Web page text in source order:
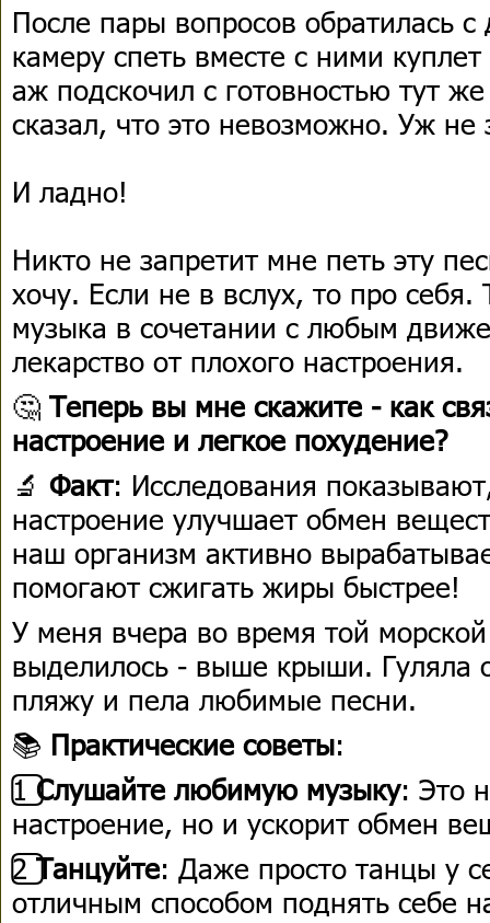
После пары вопросов обратилась
камеру спеть вместе с ними
аж подскочил с готовностью тут
сказал, что это невозможно. Уж
И ладно!
Никто не запретит мне петь эту
хочу. Если не в вслух, то про
музыка в сочетании с любым
лекарство от плохого настроения.
🤔 Теперь вы мне скажите - как
настроение и легкое похудение?
🔬 Факт: Исследования
настроение улучшает обмен
наш организм активно
помогают сжигать жиры быстрее!
У меня вчера во время той
выделилось - выше крыши. Гуляла
пляжу и пела любимые песни.
📚 Практические советы:
1️⃣Слушайте любимую музыку: Это
настроение, но и ускорит обмен
2️⃣Танцуйте: Даже просто танцы у
отличным способом поднять себе